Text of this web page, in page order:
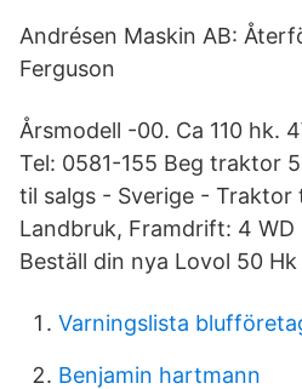
Andrésen Maskin AB:
Ferguson
Årsmodell -00. Ca 110 hk.
Tel: 0581-155 Beg traktor
til salgs - Sverige -
Landbruk, Framdrift: 4 WD
Beställ din nya Lovol 50 Hk
Varningslista
Benjamin hartmann